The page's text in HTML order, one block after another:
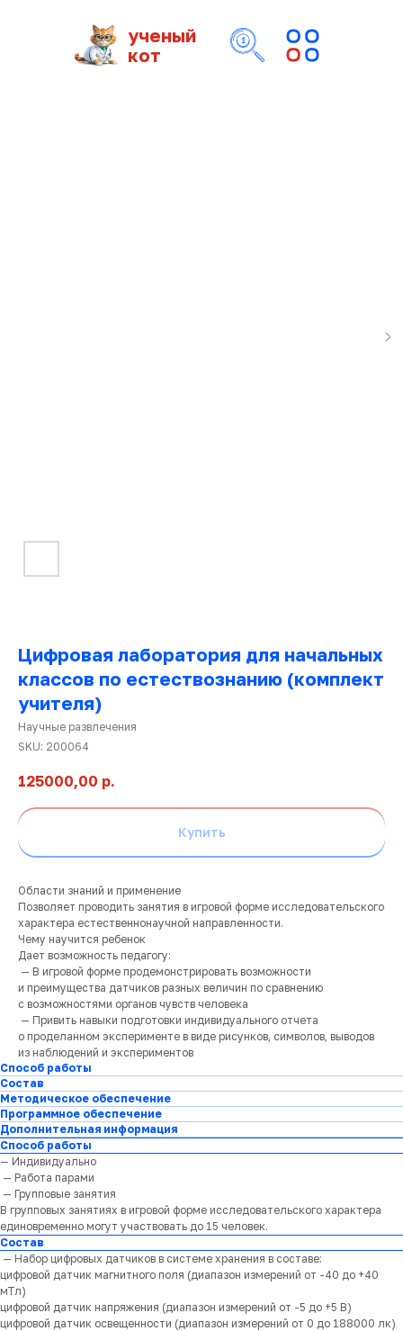
ученый
кот
Цифровая лаборатория для начальных
классов по естествознанию (комплект
учителя)
Научные развлечения
SKU: 200064
125000,00 р.
Купить
Области знаний и применение
Позволяет проводить занятия в игровой форме исследовательского
характера естественнонаучной направленности.
Чему научится ребенок
Дает возможность педагогу:
— В игровой форме продемонстрировать возможности
и преимущества датчиков разных величин по сравнению
с возможностями органов чувств человека
— Привить навыки подготовки индивидуального отчета
о проделанном эксперименте в виде рисунков, символов, выводов
из наблюдений и экспериментов
Способ работы
Состав
Методическое обеспечение
Программное обеспечение
Дополнительная информация
Способ работы
— Индивидуально
— Работа парами
— Групповые занятия
В групповых занятиях в игровой форме исследовательского характера
единовременно могут участвовать до 15 человек.
Состав
— Набор цифровых датчиков в системе хранения в составе:
цифровой датчик магнитного поля (диапазон измерений от -40 до +40
мТл)
цифровой датчик напряжения (диапазон измерений от -5 до +5 В)
цифровой датчик освещенности (диапазон измерений от 0 до 188000 лк)